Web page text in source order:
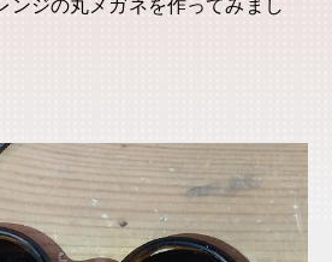
ンジの丸メガネを作ってみまし